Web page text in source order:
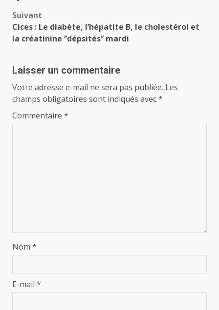
Suivant
Cices : Le diabète, l’hépatite B, le cholestérol et
la créatinine ‘’dépsités’’ mardi
Laisser un commentaire
Votre adresse e-mail ne sera pas publiée. Les
champs obligatoires sont indiqués avec*
Commentaire *
Nom *
E-mail *